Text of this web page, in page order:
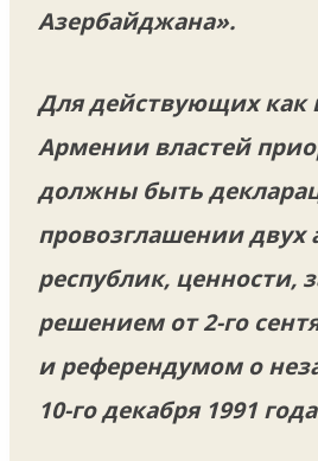
Азербайджана».
Для действующих как
Армении властей
должны быть
провозглашении двух
республик, ценности,
решением от 2-го
и референдумом о
10-го декабря 1991